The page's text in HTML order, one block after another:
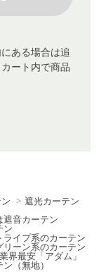
ある場合は追
ート内で商品
> 遮光カーテン
遮音カーテン
ン
ライプ系のカーテン
リーン系のカーテン
界最安「アダム」
（無地）